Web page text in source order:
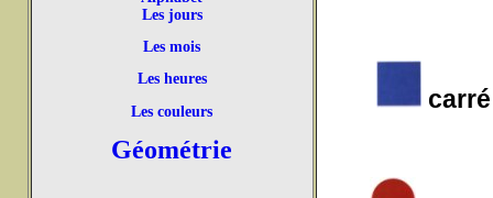
Les jours
Les mois
Les heures
Les couleurs
Géométrie
carré